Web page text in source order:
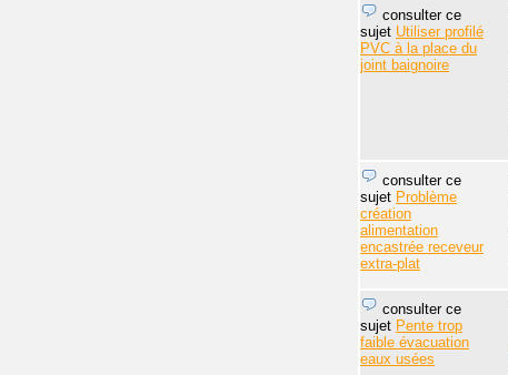
consulter ce
sujet Utiliser profilé
PVC à la place du
joint baignoire
consulter ce
sujet Problème
création
alimentation
encastrée receveur
extra-plat
consulter ce
sujet Pente trop
faible évacuation
eaux usées